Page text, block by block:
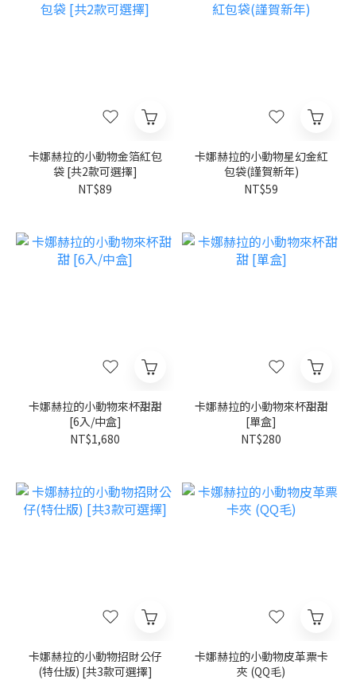
卡娜赫拉的小動物金箔紅包
袋 [共2款可選擇]
NT$89
卡娜赫拉的小動物星幻金紅
包袋(謹賀新年)
NT$59
卡娜赫拉的小動物來杯甜甜
[6入/中盒]
NT$1,680
卡娜赫拉的小動物來杯甜甜
[單盒]
NT$280
卡娜赫拉的小動物招財公仔
(特仕版) [共3款可選擇]
卡娜赫拉的小動物皮革票卡
夾 (QQ毛)